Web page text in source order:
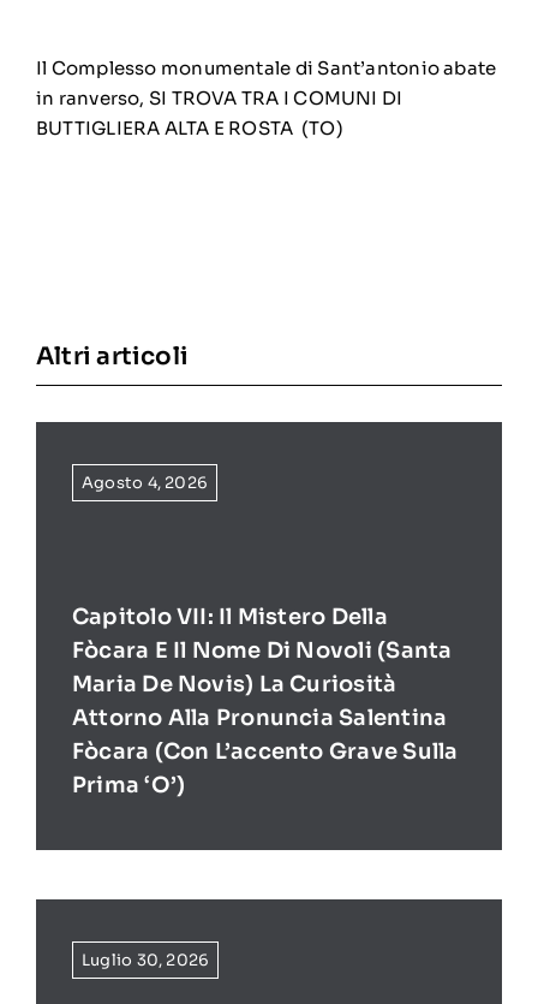
Il Complesso monumentale di Sant’antonio abate
in ranverso, SI TROVA TRA I COMUNI DI
BUTTIGLIERA ALTA E ROSTA (TO)
Altri articoli
Agosto 4, 2026
Capitolo VII: Il Mistero Della
Fòcara E Il Nome Di Novoli (Santa
Maria De Novis) La Curiosità
Attorno Alla Pronuncia Salentina
Fòcara (con L’accento Grave Sulla
Prima ‘O’)
Luglio 30, 2026